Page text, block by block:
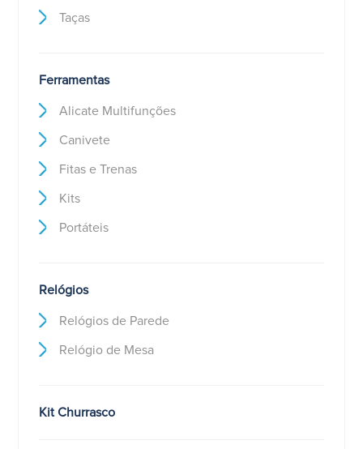
Taças
Ferramentas
Alicate Multifunções
Canivete
Fitas e Trenas
Kits
Portáteis
Relógios
Relógios de Parede
Relógio de Mesa
Kit Churrasco